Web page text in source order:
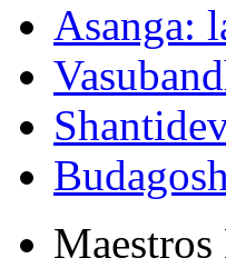
Asanga: